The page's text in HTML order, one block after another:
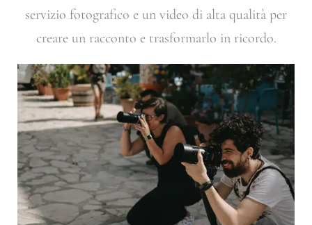
servizio fotografico e un video di alta qualità per
creare un racconto e trasformarlo in ricordo.